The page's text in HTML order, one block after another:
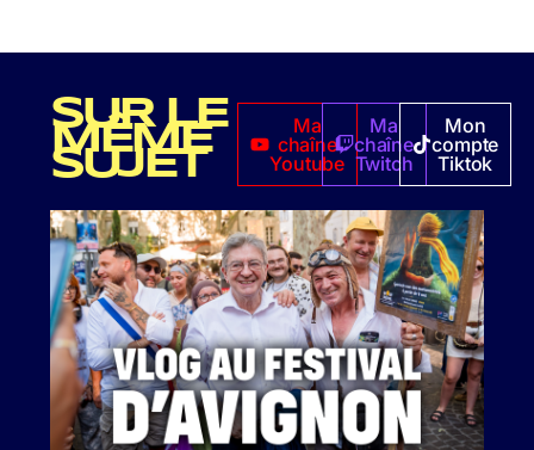
SUR LE
MÊME
SUJET
Ma
chaîne
Youtube
Ma
chaîne
Twitch
Mon
compte
Tiktok